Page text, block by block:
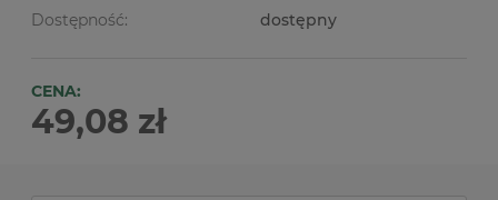
Dostępność:
dostępny
CENA:
49,08 zł